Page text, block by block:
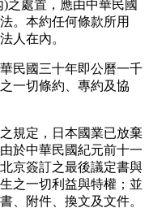
之處置，應由中華民國
。本約任何條款所用
人在內。
民國三十年即公曆一千
一切條約、專約及協
規定，日本國業已放棄
於中華民國紀元前十一
京簽訂之最後議定書與
之一切利益與特權；並
、附件、換文及文件。